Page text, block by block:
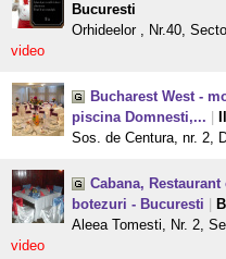
Bucuresti
Orhideelor , Nr.40,
video
Bucharest West -
piscina Domnesti,...
Sos. de Centura, nr. 2,
Cabana,
botezuri - Bucuresti
Aleea Tomesti, Nr. 2,
video